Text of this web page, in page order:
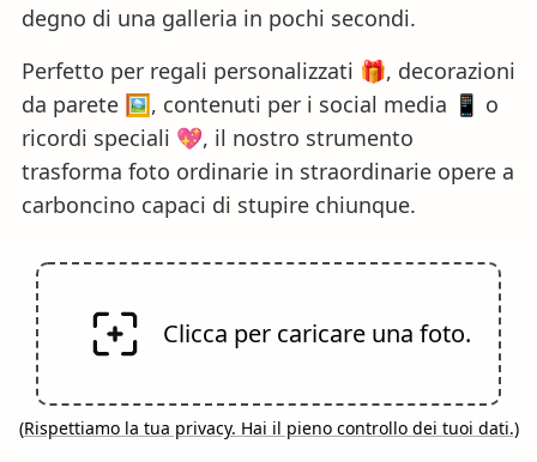
degno di una galleria in pochi secondi.
Perfetto per regali personalizzati 🎁, decorazioni
da parete 🖼️, contenuti per i social media 📱 o
ricordi speciali 💖, il nostro strumento
trasforma foto ordinarie in straordinarie opere a
carboncino capaci di stupire chiunque.
Clicca per caricare una foto.
(Rispettiamo la tua privacy. Hai il pieno controllo dei tuoi dati.)